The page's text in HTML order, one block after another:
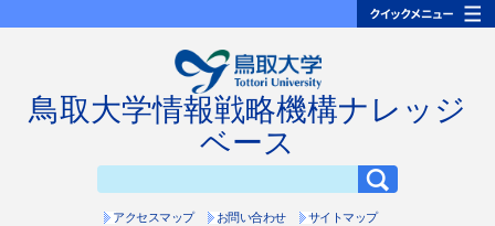
鳥取大学情報戦略機構ナレッジ
ベース
アクセスマップ お問い合わせ サイトマップ